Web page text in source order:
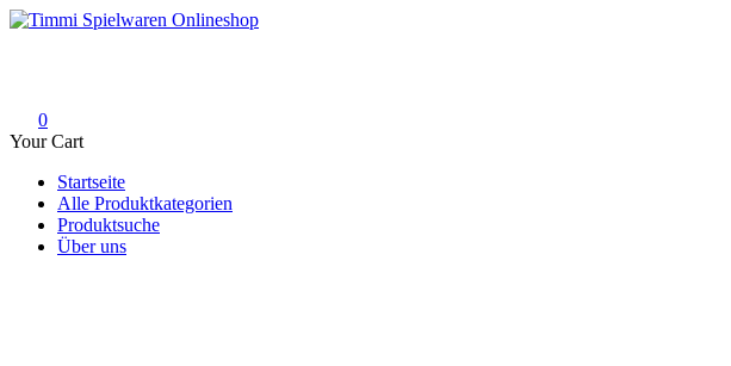
Skip
0
Your Cart
Startseite
Alle Produktkategorien
Produktsuche
Über uns